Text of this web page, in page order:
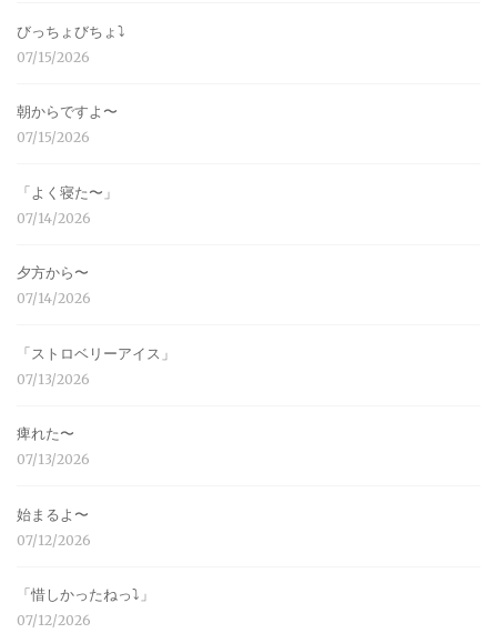
びっちょびちょ⤵︎
07/15/2026
朝からですよ〜
07/15/2026
「よく寝た〜」
07/14/2026
夕方から〜
07/14/2026
「ストロベリーアイス」
07/13/2026
痺れた〜
07/13/2026
始まるよ〜
07/12/2026
「惜しかったねっ⤵︎」
07/12/2026